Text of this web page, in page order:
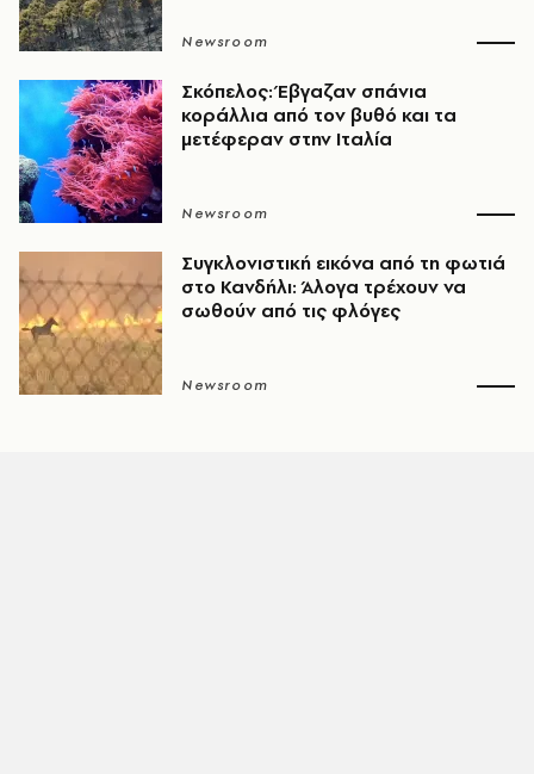
Newsroom
Σκόπελος: Έβγαζαν σπάνια
κοράλλια από τον βυθό και τα
μετέφεραν στην Ιταλία
Newsroom
Συγκλονιστική εικόνα από τη φωτιά
στο Κανδήλι: Άλογα τρέχουν να
σωθούν από τις φλόγες
Newsroom